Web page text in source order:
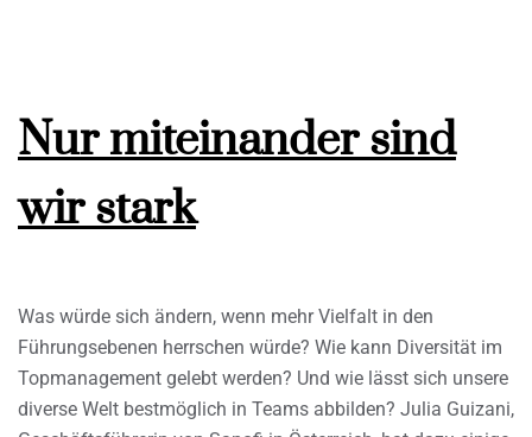
Nur miteinander sind
wir stark
Was würde sich ändern, wenn mehr Vielfalt in den
Führungsebenen herrschen würde? Wie kann Diversität im
Topmanagement gelebt werden? Und wie lässt sich unsere
diverse Welt bestmöglich in Teams abbilden? Julia Guizani,